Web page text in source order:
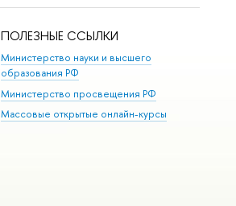
ПОЛЕЗНЫЕ ССЫЛКИ
Министерство науки и высшего
образования РФ
Министерство просвещения РФ
Массовые открытые онлайн-курсы